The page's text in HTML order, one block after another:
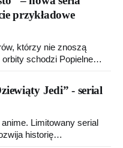
przykładowe
którzy nie znoszą
schodzi Popielne
trafia do sklepów 12
plansze.
Jedi” - serial
Limitowany serial
historię